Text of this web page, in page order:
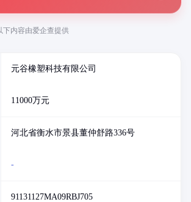
下内容由爱企查提供
元谷橡塑科技有限公司
11000万元
河北省衡水市景县董仲舒路336号
-
91131127MA09RBJ705